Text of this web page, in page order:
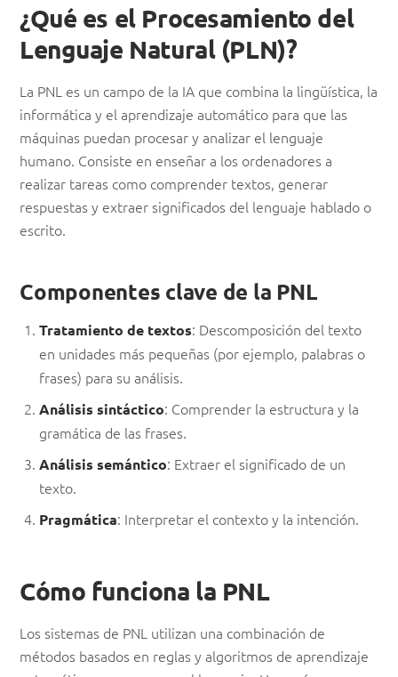
¿Qué es el Procesamiento del
Lenguaje Natural (PLN)?
La PNL es un campo de la IA que combina la lingüística, la
informática y el aprendizaje automático para que las
máquinas puedan procesar y analizar el lenguaje
humano. Consiste en enseñar a los ordenadores a
realizar tareas como comprender textos, generar
respuestas y extraer significados del lenguaje hablado o
escrito.
Componentes clave de la PNL
Tratamiento de textos: Descomposición del texto
en unidades más pequeñas (por ejemplo, palabras o
frases) para su análisis.
Análisis sintáctico: Comprender la estructura y la
gramática de las frases.
Análisis semántico: Extraer el significado de un
texto.
Pragmática: Interpretar el contexto y la intención.
Cómo funciona la PNL
Los sistemas de PNL utilizan una combinación de
métodos basados en reglas y algoritmos de aprendizaje